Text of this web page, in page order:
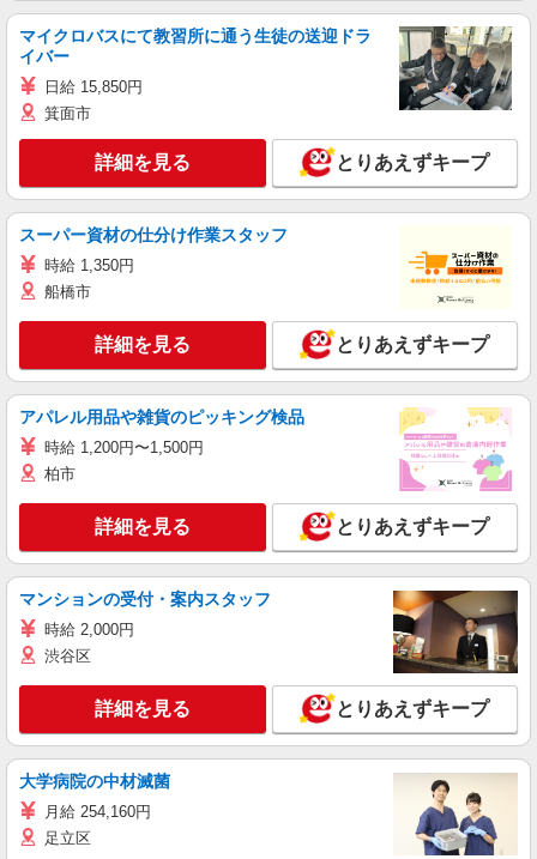
マイクロバスにて教習所に通う生徒の送迎ドラ
イバー
日給 15,850円
箕面市
詳細を見る とりあえずキープ
スーパー資材の仕分け作業スタッフ
時給 1,350円
船橋市
詳細を見る とりあえずキープ
アパレル用品や雑貨のピッキング検品
時給 1,200円〜1,500円
柏市
詳細を見る とりあえずキープ
マンションの受付・案内スタッフ
時給 2,000円
渋谷区
詳細を見る とりあえずキープ
大学病院の中材滅菌
月給 254,160円
足立区